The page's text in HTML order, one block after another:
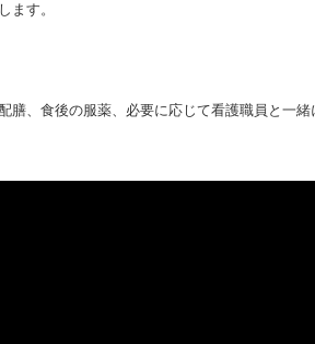
ます。
、食後の服薬、必要に応じて看護職員と一緒